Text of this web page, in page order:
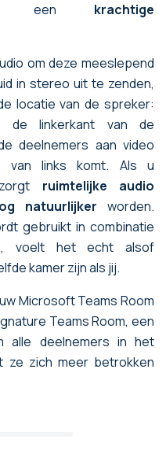
je een krachtige
om deze meeslepend
in stereo uit te zenden,
locatie van de spreker:
de linkerkant van de
deelnemers aan video
van links komt. Als u
ruimtelijke audio
natuurlijker worden.
gebruikt in combinatie
voelt het echt alsof
kamer zijn als jij.
Microsoft Teams Room
Teams Room, een
alle deelnemers in het
ze zich meer betrokken